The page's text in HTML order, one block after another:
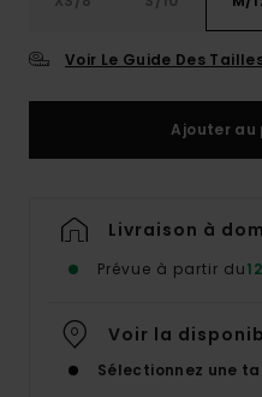
Voir Le Guide Des
Ajouter au
Livraison à
Prévue à partir du
Voir la
Sélectionnez une